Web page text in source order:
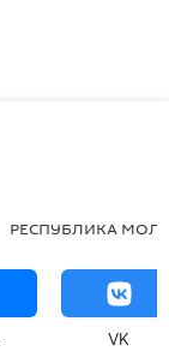
РЕСПУБЛИКА
VK